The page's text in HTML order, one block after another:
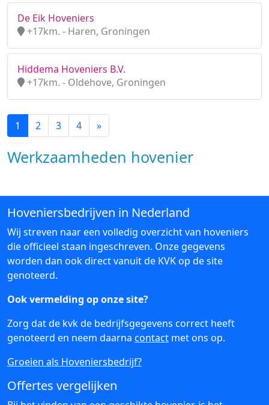
De Eik Hoveniers
+17km. - Haren, Groningen
Hiddema Hoveniers B.V.
+17km. - Oldehove, Groningen
1 2 3 4 »
Werkzaamheden hovenier
Hoveniersbedrijven in Nederland
Wij streven naar een volledig overzicht van hoveniers
die officieel staan ingeschreven. Onze gegevens
worden dan ook direct vanuit de KVK op de site
genoteerd.
Ook vermelding op onze site?
Zorg dat de kvk de bedrijfsgegevens correct heeft
genoteerd en neem daarna contact met ons op.
Groeien als Hoveniersbedrijf?
Offertes vergelijken